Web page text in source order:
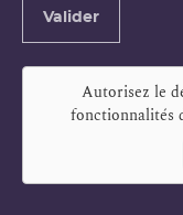
mail
Valider
Autorisez le
fonctionnalités